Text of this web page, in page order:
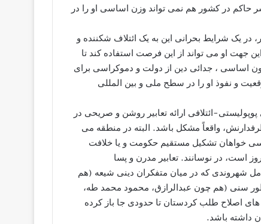
حاکم در کشور هم نمی تواند وزن اساسی او را در
در یک شرایط بحرانی این به یک ائتلاف شکننده و
جهت او می تواند از این فرصت استفاده کند تا
اساسی ، جدائی دین از دولت و دموکراسی برای
و نفوذ او را در سطح ملی و بین المللی
ائتلافی ارائه تعابیر روشن و صریحی در
واقعاً مشکل باشد. البته در منطقه می
خواهان تشکیل مستقیم حکومت و یا خلافت
است، در نوسانند. تعابیر مدرن و پسا
شهروندی که در میان متفکران دینی شیعه (هم
سنی (هم چون عبدالرازق، محمود محمد طه،
های اصلاح طلب کردستان تا حدودی جا باز کرده
داشته باشد.